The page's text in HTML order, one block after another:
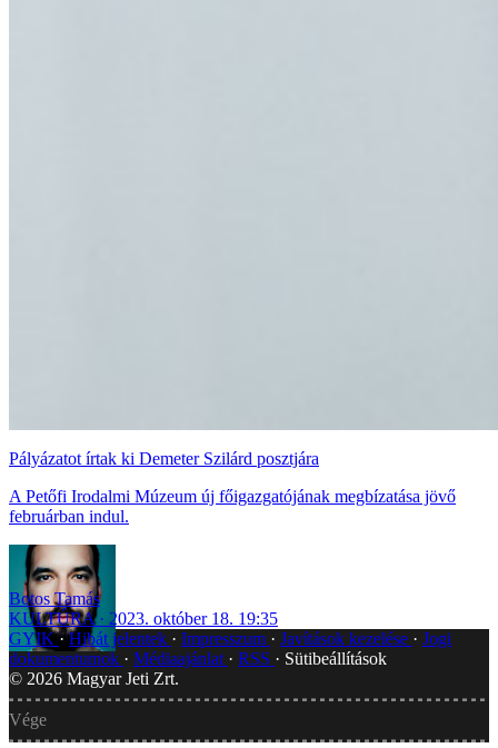
Pályázatot írtak ki Demeter Szilárd posztjára
A Petőfi Irodalmi Múzeum új főigazgatójának megbízatása jövő
februárban indul.
Botos Tamás
KULTÚRA
2023. október 18. 19:35
GYIK Hibát jelentek Impresszum Javítások kezelése
Jogi
dokumentumok
Médiaajánlat RSS
Sütibeállítások
© 2026 Magyar Jeti Zrt.
Vége